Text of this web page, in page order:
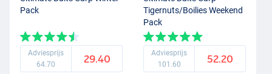
Pack
Adviesprijs
64.70
29.40
Tigernuts/Boilies Weekend
Pack
Adviesprijs
101.60
52.20